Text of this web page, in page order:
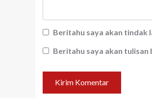
Beritahu saya akan tindak
Beritahu saya akan tulisan